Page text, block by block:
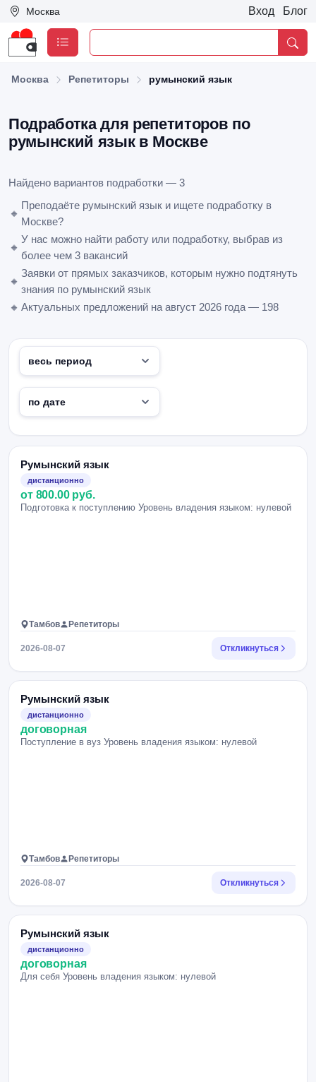
Москва Вход Блог
Москва Репетиторы румынский язык
Подработка для репетиторов по
румынский язык в Москве
Найдено вариантов подработки — 3
🔸
Преподаёте румынский язык и ищете подработку в
Москве?
🔸
У нас можно найти работу или подработку, выбрав из
более чем 3 вакансий
🔸
Заявки от прямых заказчиков, которым нужно подтянуть
знания по румынский язык
🔸 Актуальных предложений на август 2026 года — 198
Румынский язык
дистанционно
от 800.00 руб.
Подготовка к поступлению Уровень владения языком: нулевой
Тамбов Репетиторы
2026-08-07 Откликнуться
Румынский язык
дистанционно
договорная
Поступление в вуз Уровень владения языком: нулевой
Тамбов Репетиторы
2026-08-07 Откликнуться
Румынский язык
дистанционно
договорная
Для себя Уровень владения языком: нулевой